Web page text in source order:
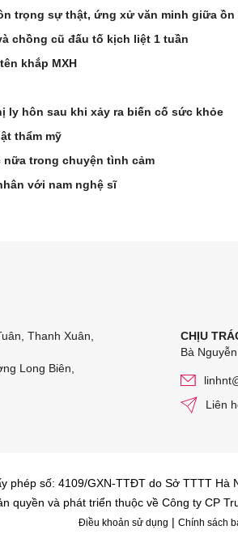
trọng sự thật, ứng xử văn minh giữa ồn
chồng cũ đấu tố kịch liệt 1 tuần
khắp MXH
ly hôn sau khi xảy ra biến cố sức khỏe
thẩm mỹ
nữa trong chuyện tình cảm
với nam nghệ sĩ
Thanh Xuân,
Long Biên,
CHỊU
Bà
Liên
phép số: 4109/GXN-TTĐT do Sở TTTT Hà
quyền và phát triển thuộc về Công ty CP
Điều khoản sử dụng | Chính sách